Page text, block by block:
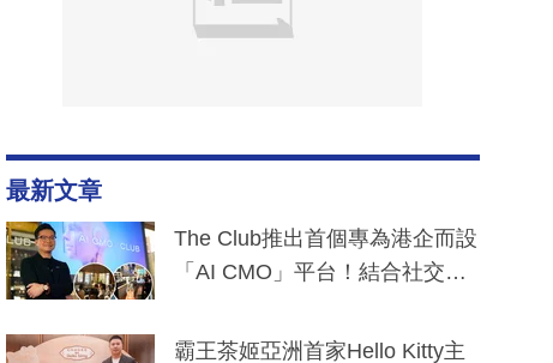
最新文章
The Club推出首個專為港企而設
「AI CMO」平台！結合社交聆
分鐘生成「貼地」宣傳短片
霸王茶姬亞洲首家Hello Kitty主